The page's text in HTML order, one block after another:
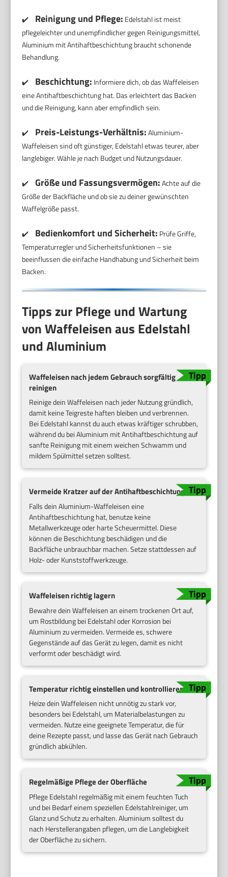
✔️ Reinigung und Pflege: Edelstahl ist meist
pflegeleichter und unempfindlicher gegen Reinigungsmittel,
Aluminium mit Antihaftbeschichtung braucht schonende
Behandlung.
✔️ Beschichtung: Informiere dich, ob das Waffeleisen
eine Antihaftbeschichtung hat. Das erleichtert das Backen
und die Reinigung, kann aber empfindlich sein.
✔️ Preis-Leistungs-Verhältnis:Aluminium-
Waffeleisen sind oft günstiger, Edelstahl etwas teurer, aber
langlebiger. Wähle je nach Budget und Nutzungsdauer.
✔️ Größe und Fassungsvermögen:Achte auf die
Größe der Backfläche und ob sie zu deiner gewünschten
Waffelgröße passt.
✔️ Bedienkomfort und Sicherheit: Prüfe Griffe,
Temperaturregler und Sicherheitsfunktionen – sie
beeinflussen die einfache Handhabung und Sicherheit beim
Backen.
Tipps zur Pflege und Wartung
von Waffeleisen aus Edelstahl
und Aluminium
Waffeleisen nach jedem Gebrauch sorgfältig
reinigen
Reinige dein Waffeleisen nach jeder Nutzung gründlich,
damit keine Teigreste haften bleiben und verbrennen.
Bei Edelstahl kannst du auch etwas kräftiger schrubben,
während du bei Aluminium mit Antihaftbeschichtung auf
sanfte Reinigung mit einem weichen Schwamm und
mildem Spülmittel setzen solltest.
Vermeide Kratzer auf der Antihaftbeschichtung
Falls dein Aluminium-Waffeleisen eine
Antihaftbeschichtung hat, benutze keine
Metallwerkzeuge oder harte Scheuermittel. Diese
können die Beschichtung beschädigen und die
Backfläche unbrauchbar machen. Setze stattdessen auf
Holz- oder Kunststoffwerkzeuge.
Waffeleisen richtig lagern
Bewahre dein Waffeleisen an einem trockenen Ort auf,
um Rostbildung bei Edelstahl oder Korrosion bei
Aluminium zu vermeiden. Vermeide es, schwere
Gegenstände auf das Gerät zu legen, damit es nicht
verformt oder beschädigt wird.
Temperatur richtig einstellen und kontrollieren
Heize dein Waffeleisen nicht unnötig zu stark vor,
besonders bei Edelstahl, um Materialbelastungen zu
vermeiden. Nutze eine geeignete Temperatur, die für
deine Rezepte passt, und lasse das Gerät nach Gebrauch
gründlich abkühlen.
Regelmäßige Pflege der Oberfläche
Pflege Edelstahl regelmäßig mit einem feuchten Tuch
und bei Bedarf einem speziellen Edelstahlreiniger, um
Glanz und Schutz zu erhalten. Aluminium solltest du
nach Herstellerangaben pflegen, um die Langlebigkeit
der Oberfläche zu sichern.